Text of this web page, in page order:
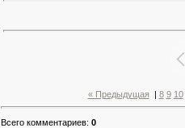
« Предыдущая 8 9 10
Всего комментариев: 0